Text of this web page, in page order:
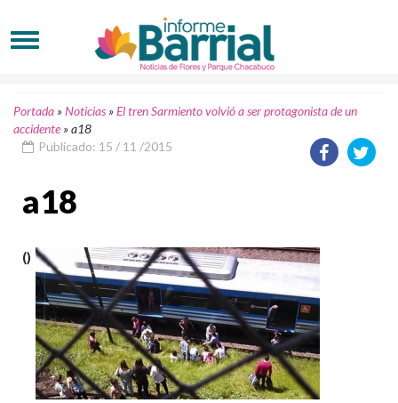
Portada »Noticias »El tren Sarmiento volvió a ser protagonista de un
accidente »a18
Publicado: 15 / 11 /2015
a18
()